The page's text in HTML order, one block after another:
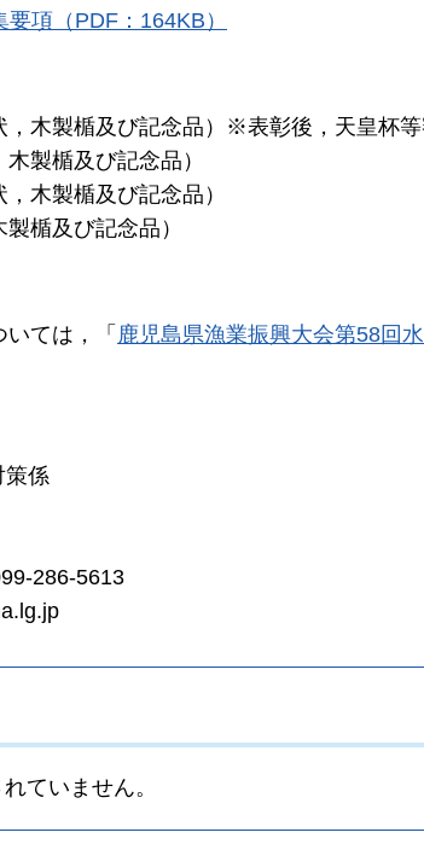
項（PDF：164KB）
，木製楯及び記念品）※表彰後，天皇杯等
製楯及び記念品）
木製楯及び記念品）
楯及び記念品）
ては，「 鹿児島県漁業振興大会第58回
策係
286-5613
ていません。